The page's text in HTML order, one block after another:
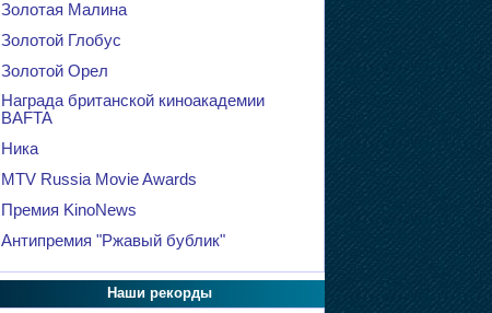
Золотая Малина
Золотой Глобус
Золотой Орел
Награда британской киноакадемии
BAFTA
Ника
MTV Russia Movie Awards
Премия KinoNews
Антипремия "Ржавый бублик"
Наши рекорды